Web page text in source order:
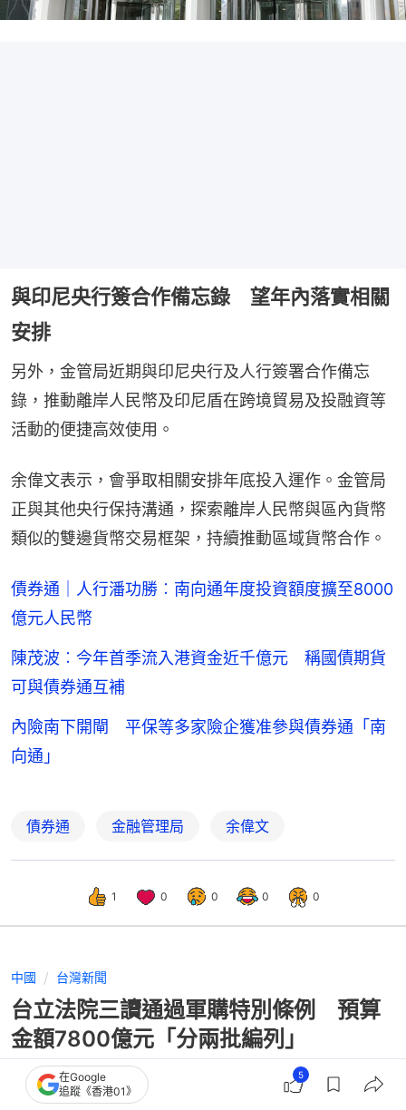
與印尼央行簽合作備忘錄 望年內落實相關
安排
另外，金管局近期與印尼央行及人行簽署合作備忘
錄，推動離岸人民幣及印尼盾在跨境貿易及投融資等
活動的便捷高效使用。
余偉文表示，會爭取相關安排年底投入運作。金管局
正與其他央行保持溝通，探索離岸人民幣與區內貨幣
類似的雙邊貨幣交易框架，持續推動區域貨幣合作。
債券通｜人行潘功勝︰南向通年度投資額度擴至8000
億元人民幣
陳茂波︰今年首季流入港資金近千億元 稱國債期貨
可與債券通互補
內險南下開閘 平保等多家險企獲准參與債券通「南
向通」
債券通 金融管理局 余偉文
1 0 0 0 0
中國 台灣新聞
台立法院三讀通過軍購特別條例 預算
金額7800億元「分兩批編列」
在Google
追蹤《香港01》
5